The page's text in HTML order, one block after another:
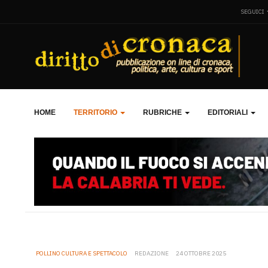
SEGUICI
HOME TERRITORIO RUBRICHE EDITORIALI
POLLINO CULTURA E SPETTACOLO REDAZIONE 24 OTTOBRE 2025